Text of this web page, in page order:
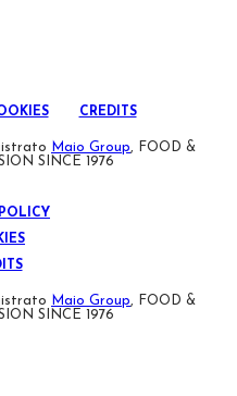
CREDITS
Maio Group, FOOD &
SINCE 1976
Maio Group, FOOD &
SINCE 1976